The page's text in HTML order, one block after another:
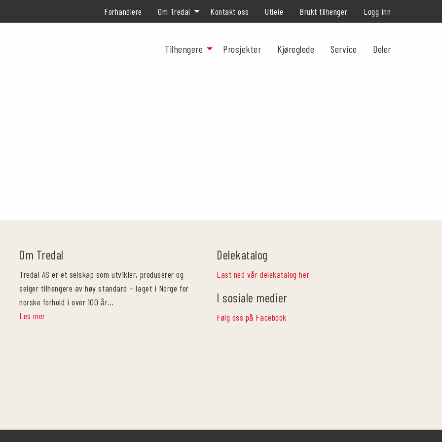
Forhandlere Om Tredal Kontakt oss Utleie Brukt tilhenger Logg inn
Tilhengere Prosjekter Kjøreglede Service Deler
Om Tredal
Tredal AS er et selskap som utvikler, produserer og
selger tilhengere av høy standard – laget i Norge for
norske forhold i over 100 år…
Les mer
Delekatalog
Last ned vår delekatalog her
I sosiale medier
Følg oss på Facebook